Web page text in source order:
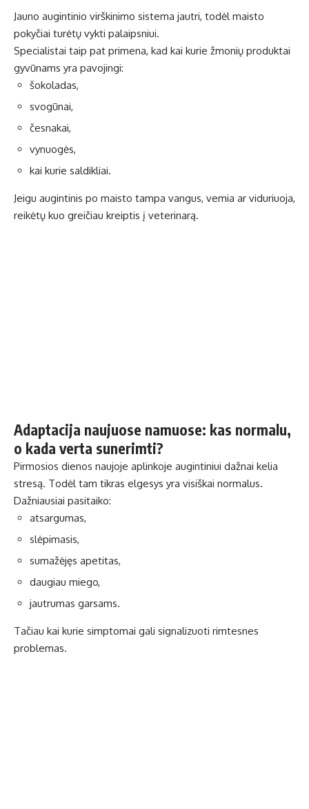
Jauno augintinio virškinimo sistema jautri, todėl maisto
pokyčiai turėtų vykti palaipsniui.
Specialistai taip pat primena, kad kai kurie žmonių produktai
gyvūnams yra pavojingi:
šokoladas,
svogūnai,
česnakai,
vynuogės,
kai kurie saldikliai.
Jeigu augintinis po maisto tampa vangus, vemia ar viduriuoja,
reikėtų kuo greičiau kreiptis į veterinarą.
Adaptacija naujuose namuose: kas normalu,
o kada verta sunerimti?
Pirmosios dienos naujoje aplinkoje augintiniui dažnai kelia
stresą. Todėl tam tikras elgesys yra visiškai normalus.
Dažniausiai pasitaiko:
atsargumas,
slėpimasis,
sumažėjęs apetitas,
daugiau miego,
jautrumas garsams.
Tačiau kai kurie simptomai gali signalizuoti rimtesnes
problemas.